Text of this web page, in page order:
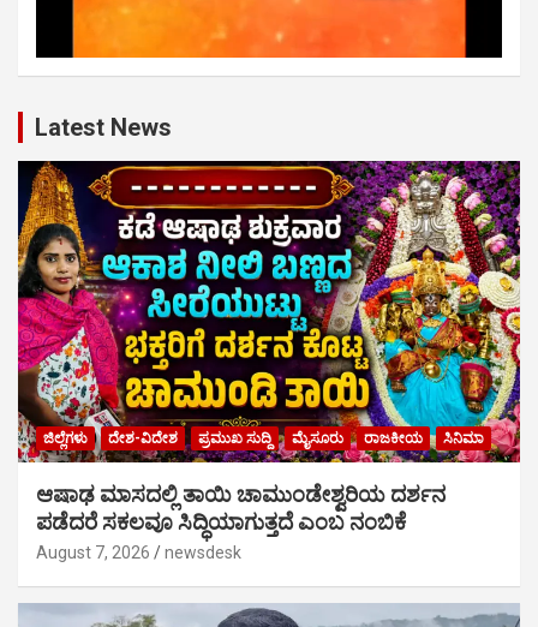
Latest News
ಜಿಲ್ಲೆಗಳು ದೇಶ-ವಿದೇಶ ಪ್ರಮುಖ ಸುದ್ದಿ ಮೈಸೂರು ರಾಜಕೀಯ ಸಿನಿಮಾ
ಆಷಾಢ ಮಾಸದಲ್ಲಿ ತಾಯಿ ಚಾಮುಂಡೇಶ್ವರಿಯ ದರ್ಶನ
ಪಡೆದರೆ ಸಕಲವೂ ಸಿದ್ಧಿಯಾಗುತ್ತದೆ ಎಂಬ ನಂಬಿಕೆ
August 7, 2026 newsdesk